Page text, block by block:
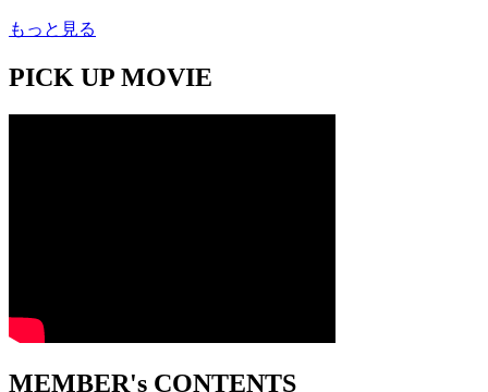
もっと見る
PICK UP MOVIE
MEMBER's CONTENTS